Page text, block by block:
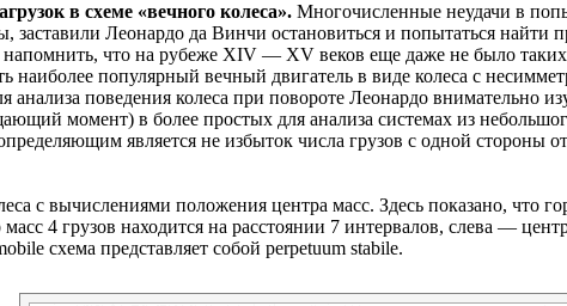
в схеме «вечного колеса». Многочисленные неудачи в
Леонардо да Винчи остановиться и попытаться найти
напомнить, что на рубеже XIV — XV веков еще даже не было
наиболее популярный вечный двигатель в виде колеса с
анализа поведения колеса при повороте Леонардо внимательно
момент) в более простых для анализа системах из
является не избыток числа грузов с одной стороны
с вычислениями положения центра масс. Здесь показано, что
4 грузов находится на расстоянии 7 интервалов, слева —
схема представляет собой perpetuum stabile.